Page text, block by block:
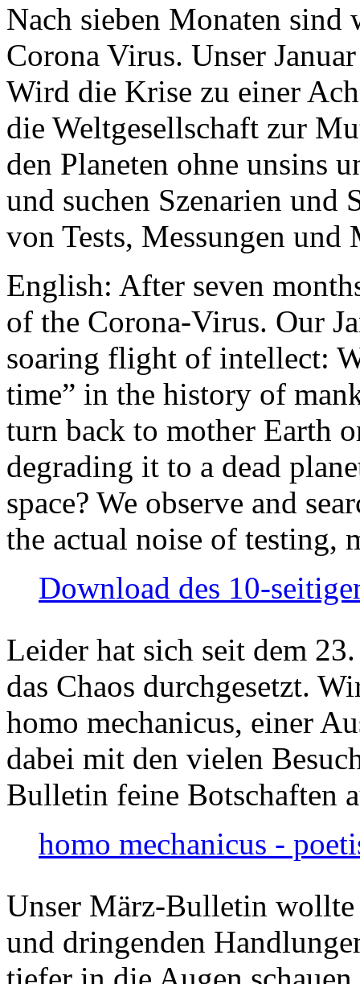
Nach sieben Monaten
Corona Virus. Unser
Wird die Krise zu einer
die Weltgesellschaft zur
den Planeten ohne unsins
und suchen Szenarien und
von Tests, Messungen und
English: After seven
of the Corona-Virus. Our
soaring flight of intellect:
time” in the history of
turn back to mother Earth
degrading it to a dead
space? We observe and
the actual noise of testing,
Download des 10-
Leider hat sich seit dem
das Chaos durchgesetzt.
homo mechanicus, einer
dabei mit den vielen
Bulletin feine Botschaften
homo mechanicus -
Unser März-Bulletin
und dringenden